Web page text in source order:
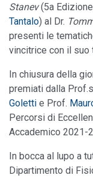
Stanev(5a
Tantalo) al Dr.
presenti le
vincitrice con il suo
In chiusura della
premiati dalla
Goletti e Prof.
Percorsi di
Accademico 2021-
In bocca al lupo a
Dipartimento di